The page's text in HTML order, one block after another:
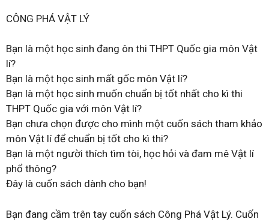
CÔNG PHÁ VẬT LÝ
Bạn là một học sinh đang ôn thi THPT Quốc gia môn Vật
lí?
Bạn là một học sinh mất gốc môn Vật lí?
Bạn là một học sinh muốn chuẩn bị tốt nhất cho kì thi
THPT Quốc gia với môn Vật lí?
Bạn chưa chọn được cho mình một cuốn sách tham khảo
môn Vật lí để chuẩn bị tốt cho kì thi?
Bạn là một người thích tìm tòi, học hỏi và đam mê Vật lí
phổ thông?
Đây là cuốn sách dành cho bạn!
Bạn đang cầm trên tay cuốn sách Công Phá Vật Lý. Cuốn